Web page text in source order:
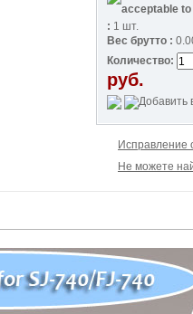
: 1 шт.
Вес брутто :
Количество:
руб.
Исправление
Не можете